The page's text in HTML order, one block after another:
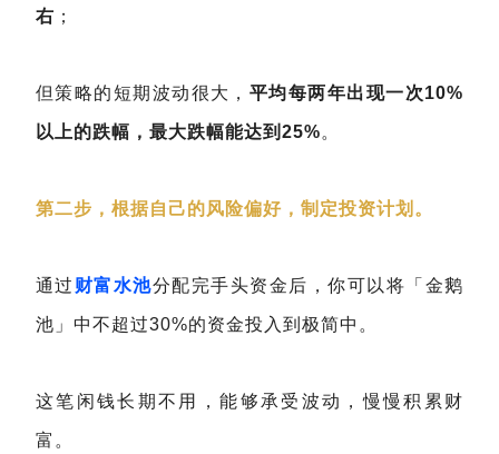
右 ；
但策略的短期波动很大， 平均每两年出现一次10%
以上的跌幅，最大跌幅能达到25%。
第二步，根据自己的风险偏好，制定投资计划。
通过 财富水池分配完手头资金后，你可以将「金鹅
池」中不超过30%的资金投入到极简中。
这笔闲钱长期不用，能够承受波动，慢慢积累财
富。